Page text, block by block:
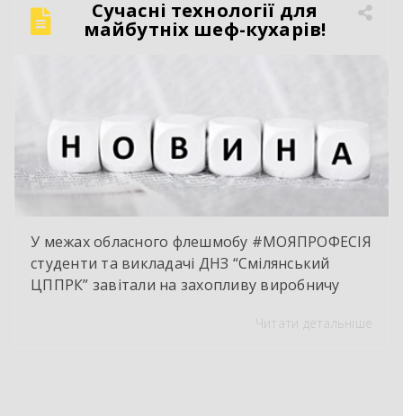
«просто крутити гайки». Це інтелектуальна
праця, комп’ютерна діагностика, знання
Сучасні технології для
майбутніх шеф-кухарів!
У межах обласного флешмобу #МОЯПРОФЕСІЯ
студенти та викладачі ДНЗ “Смілянський
ЦППРК” завітали на захопливу виробничу
НВК “Лідер”. Світлі кахлі, інноваційнеЧитати детальніше